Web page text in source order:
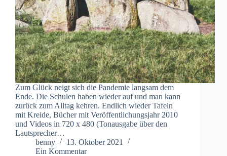
Zum Glück neigt sich die Pandemie langsam dem
Ende. Die Schulen haben wieder auf und man kann
zurück zum Alltag kehren. Endlich wieder Tafeln
mit Kreide, Bücher mit Veröffentlichungsjahr 2010
und Videos in 720 x 480 (Tonausgabe über den
Lautsprecher…
benny
13. Oktober 2021
Ein Kommentar